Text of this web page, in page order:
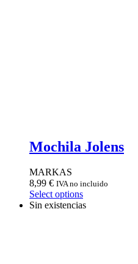
Mochila Jolens
MARKAS
8,99 € IVA no incluido
Select options
Sin existencias